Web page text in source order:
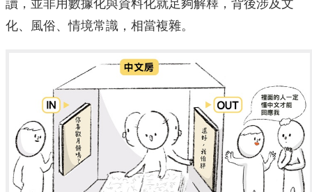
讀，並非用數據化與資料化就足夠解釋，背後涉及文
化、風俗、情境常識，相當複雜。